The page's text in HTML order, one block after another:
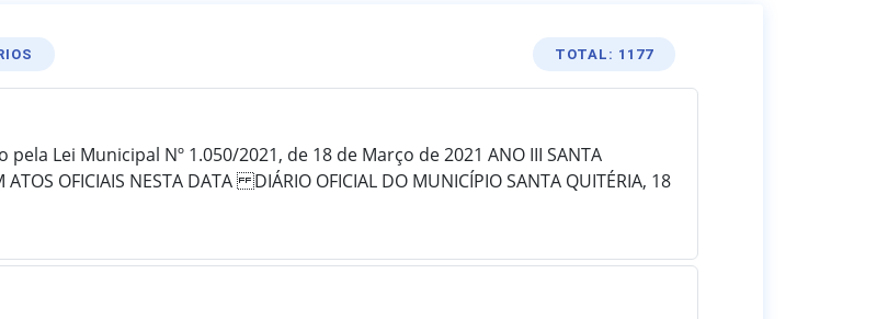
TOTAL: 1177
pela Lei Municipal Nº 1.050/2021, de 18 de Março de 2021 ANO III SANTA
ATOS OFICIAIS NESTA DATA DIÁRIO OFICIAL DO MUNICÍPIO SANTA QUITÉRIA, 18